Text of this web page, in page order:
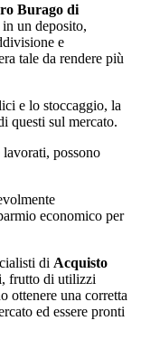
Burago di
un deposito,
e
tale da rendere più
e lo stoccaggio, la
questi sul mercato.
possono
economico per
di Acquisto
frutto di utilizzi
ottenere una corretta
ed essere pronti